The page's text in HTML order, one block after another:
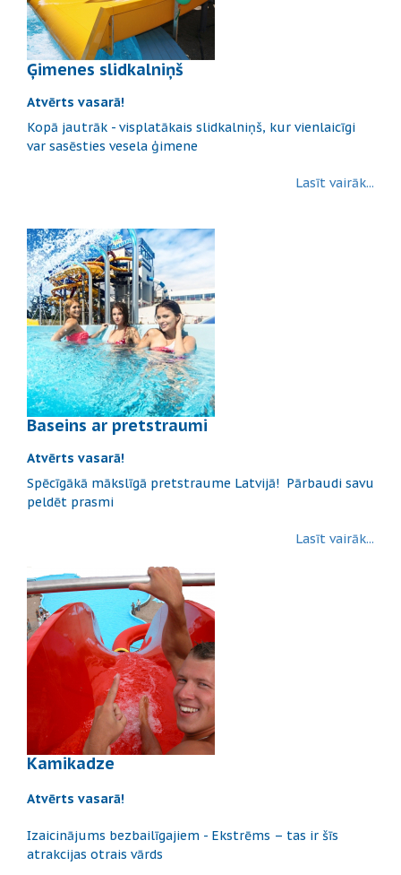
Ģimenes slidkalniņš
Atvērts vasarā!
Kopā jautrāk - visplatākais slidkalniņš, kur vienlaicīgi
var sasēsties vesela ģimene
Lasīt vairāk...
Baseins ar pretstraumi
Atvērts vasarā!
Spēcīgākā mākslīgā pretstraume Latvijā! Pārbaudi savu
peldēt prasmi
Lasīt vairāk...
Kamikadze
Atvērts vasarā!
Izaicinājums bezbailīgajiem - Ekstrēms – tas ir šīs
atrakcijas otrais vārds